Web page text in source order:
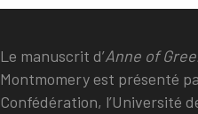
Le manuscrit d’Anne of
Montmomery est présenté
Confédération, l’Université